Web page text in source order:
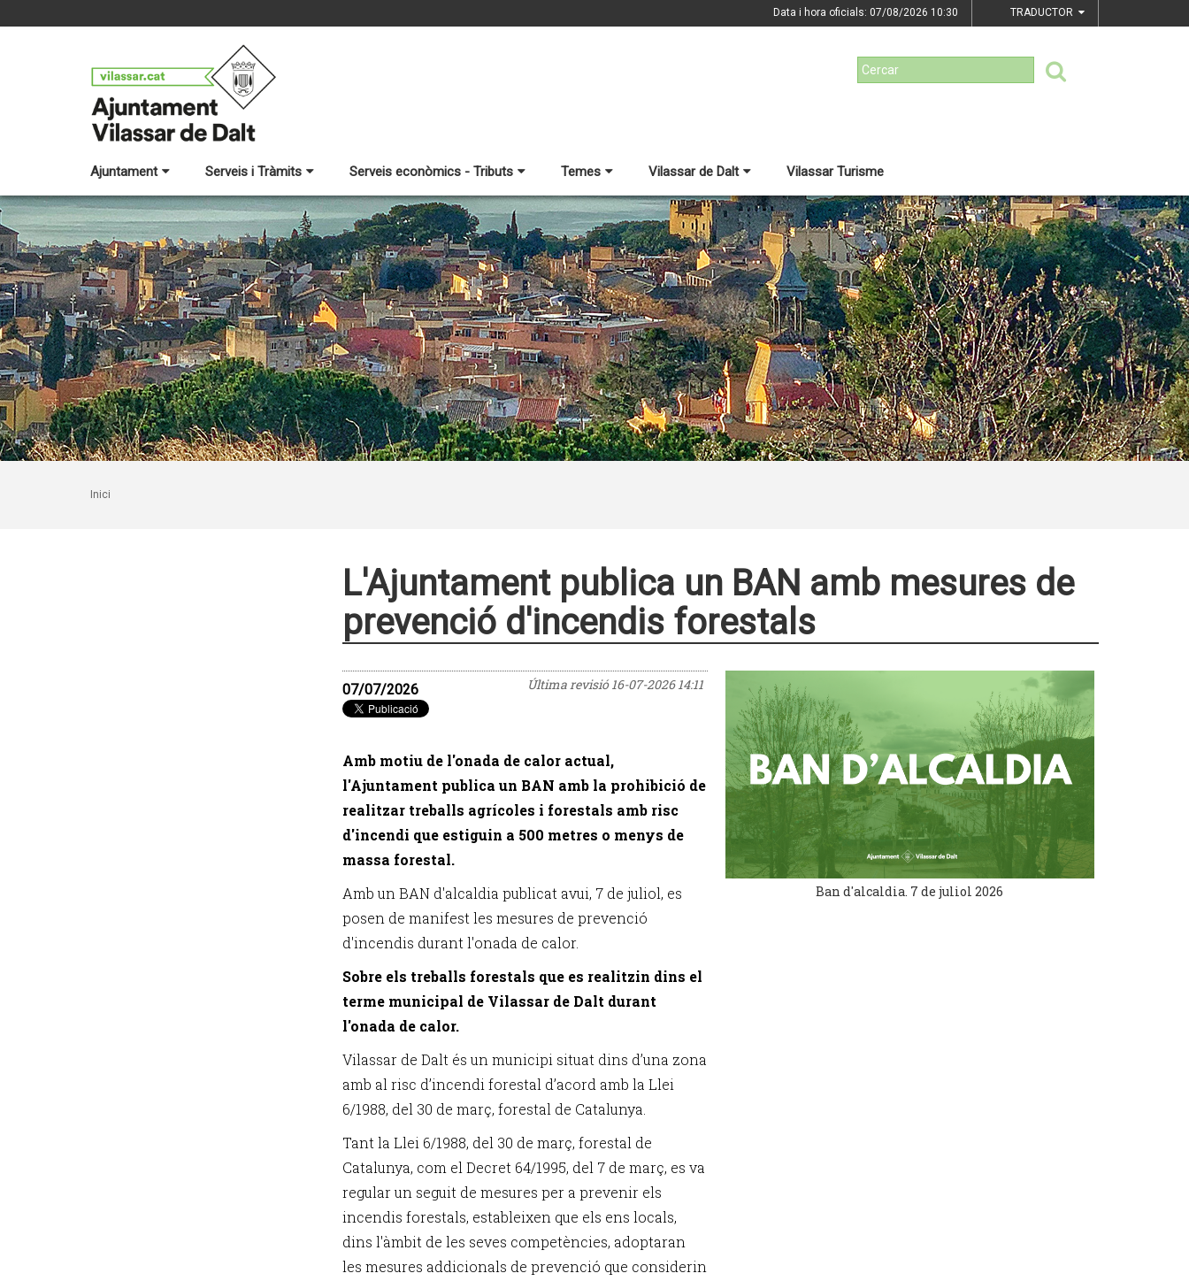
Data i hora oficials: 07/08/2026 10:30 TRADUCTOR
Ajuntament Serveis i Tràmits Serveis econòmics - Tributs Temes Vilassar de Dalt Vilassar Turisme
Inici
L'Ajuntament publica un BAN amb mesures de
prevenció d'incendis forestals
Última revisió16-07-2026 14:11
07/07/2026
Amb motiu de l'onada de calor actual,
l'Ajuntament publica un BAN amb la prohibició de
realitzar treballs agrícoles i forestals amb risc
d'incendi que estiguin a 500 metres o menys de
massa forestal.
Amb un BAN d'alcaldia publicat avui, 7 de juliol, es
posen de manifest les mesures de prevenció
d'incendis durant l'onada de calor.
Sobre els treballs forestals que es realitzin dins el
terme municipal de Vilassar de Dalt durant
l'onada de calor.
Vilassar de Dalt és un municipi situat dins d’una zona
amb al risc d’incendi forestal d’acord amb la Llei
6/1988, del 30 de març, forestal de Catalunya.
Tant la Llei 6/1988, del 30 de març, forestal de
Catalunya, com el Decret 64/1995, del 7 de març, es va
regular un seguit de mesures per a prevenir els
incendis forestals, estableixen que els ens locals,
dins l'àmbit de les seves competències, adoptaran
les mesures addicionals de prevenció que considerin
Ban d'alcaldia. 7 de juliol 2026